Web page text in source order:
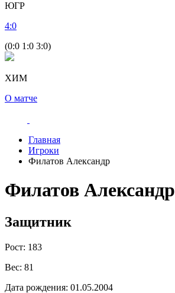
ЮГР
4:0
(0:0 1:0 3:0)
ХИМ
О матче
Главная
Игроки
Филатов Александр
Филатов Александр
Защитник
Рост: 183
Вес: 81
Дата рождения: 01.05.2004